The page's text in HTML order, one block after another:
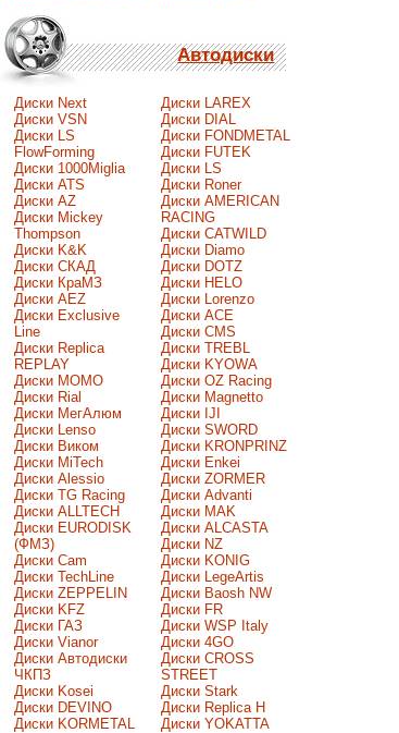
Автодиски
Диски Next
Диски VSN
Диски LS
FlowForming
Диски 1000Miglia
Диски ATS
Диски AZ
Диски Mickey
Thompson
Диски K&K
Диски СКАД
Диски КраМЗ
Диски AEZ
Диски Exclusive
Line
Диски Replica
REPLAY
Диски MOMO
Диски Rial
Диски МегАлюм
Диски Lenso
Диски Виком
Диски MiTech
Диски Alessio
Диски TG Racing
Диски ALLTECH
Диски EURODISK
(ФМЗ)
Диски Cam
Диски TechLine
Диски ZEPPELIN
Диски KFZ
Диски ГАЗ
Диски Vianor
Диски Автодиски
ЧКПЗ
Диски Kosei
Диски DEVINO
Диски KORMETAL
Диски LAREX
Диски DIAL
Диски FONDMETAL
Диски FUTEK
Диски LS
Диски Roner
Диски AMERICAN
RACING
Диски CATWILD
Диски Diamo
Диски DOTZ
Диски HELO
Диски Lorenzo
Диски ACE
Диски CMS
Диски TREBL
Диски KYOWA
Диски OZ Racing
Диски Magnetto
Диски IJI
Диски SWORD
Диски KRONPRINZ
Диски Enkei
Диски ZORMER
Диски Advanti
Диски MAK
Диски ALCASTA
Диски NZ
Диски KONIG
Диски LegeArtis
Диски Baosh NW
Диски FR
Диски WSP Italy
Диски 4GO
Диски CROSS
STREET
Диски Stark
Диски Replica H
Диски YOKATTA